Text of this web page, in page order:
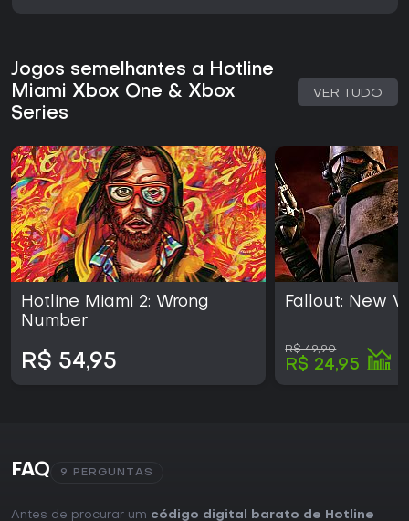
Jogos semelhantes a Hotline
Miami Xbox One & Xbox
Series
VER TUDO
Hotline Miami 2: Wrong
Number
R$ 54,95
Fallout: New
R$ 49,90
R$ 24,95
FAQ 9 PERGUNTAS
Antes de procurar um código digital barato de Hotline